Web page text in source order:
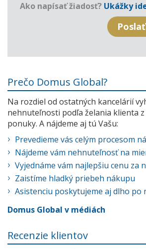
Ako napísať žiadosť? Ukážky
Prečo Domus Global?
Na rozdiel od ostatných kancelárií
nehnuteľnosti podľa želania klienta
ponuky. A nájdeme aj tú Vašu:
Prevedieme vás celým procesom
Nájdeme vám nehnuteľnosť na
Vyjednáme vám najlepšiu cenu za
Zaistíme hladký priebeh nákupu
Asistenciu poskytujeme aj dlho po
Domus Global v médiách
Recenzie klientov